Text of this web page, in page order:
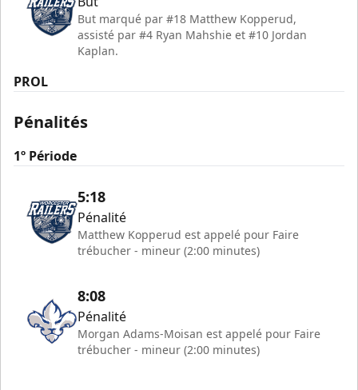
But marqué par #18 Matthew Kopperud,
assisté par #4 Ryan Mahshie et #10 Jordan
Kaplan.
PROL
Pénalités
1º Période
5:18
Pénalité
Matthew Kopperud est appelé pour Faire
trébucher - mineur (2:00 minutes)
8:08
Pénalité
Morgan Adams-Moisan est appelé pour Faire
trébucher - mineur (2:00 minutes)